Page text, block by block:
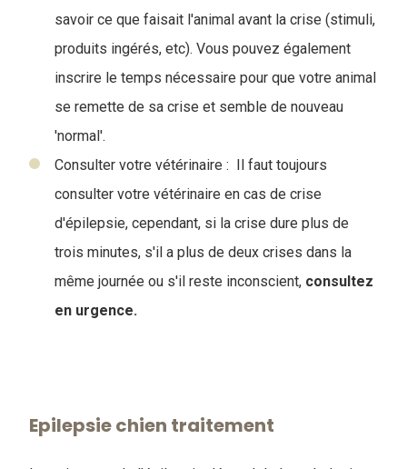
savoir ce que faisait l'animal avant la crise (stimuli,
produits ingérés, etc). Vous pouvez également
inscrire le temps nécessaire pour que votre animal
se remette de sa crise et semble de nouveau
'normal'.
Consulter votre vétérinaire : Il faut toujours
consulter votre vétérinaire en cas de crise
d'épilepsie, cependant, si la crise dure plus de
trois minutes, s'il a plus de deux crises dans la
même journée ou s'il reste inconscient, consultez
en urgence.
Epilepsie chien traitement